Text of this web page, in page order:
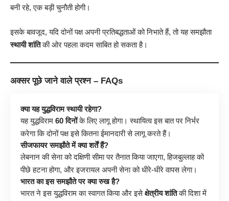
बनी रहे, एक बड़ी चुनौती होगी।
इसके बावजूद, यदि दोनों पक्ष अपनी प्रतिबद्धताओं को निभाते हैं, तो यह समझौता
स्थायी शांतिकी ओर पहला कदम साबित हो सकता है।
अक्सर पूछे जाने वाले प्रश्न – FAQs
क्या यह युद्धविराम स्थायी रहेगा?
यह युद्धविराम 60 दिनोंके लिए लागू होगा। स्थायित्व इस बात पर निर्भर
करेगा कि दोनों पक्ष इसे कितना ईमानदारी से लागू करते हैं।
सीजफायर समझौते में क्या शर्तें हैं?
लेबनान की सेना को दक्षिणी सीमा पर तैनात किया जाएगा, हिजबुल्लाह को
पीछे हटना होगा, और इजरायल अपनी सेना को धीरे-धीरे वापस लेगा।
भारत का इस समझौते पर क्या रुख है?
भारत ने इस युद्धविराम का स्वागत किया और इसेक्षेत्रीय शांतिकी दिशा में